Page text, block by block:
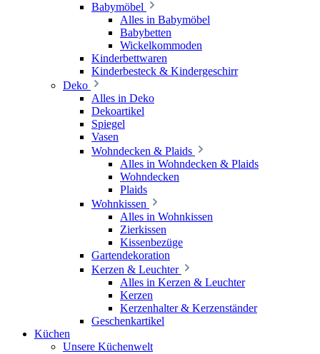
Babymöbel
Alles in Babymöbel
Babybetten
Wickelkommoden
Kinderbettwaren
Kinderbesteck & Kindergeschirr
Deko
Alles in Deko
Dekoartikel
Spiegel
Vasen
Wohndecken & Plaids
Alles in Wohndecken & Plaids
Wohndecken
Plaids
Wohnkissen
Alles in Wohnkissen
Zierkissen
Kissenbezüge
Gartendekoration
Kerzen & Leuchter
Alles in Kerzen & Leuchter
Kerzen
Kerzenhalter & Kerzenständer
Geschenkartikel
Küchen
Unsere Küchenwelt